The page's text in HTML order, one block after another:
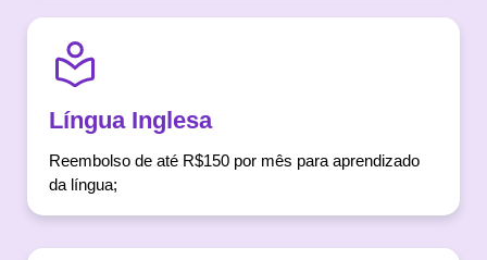
Língua Inglesa
Reembolso de até R$150 por mês para aprendizado
da língua;